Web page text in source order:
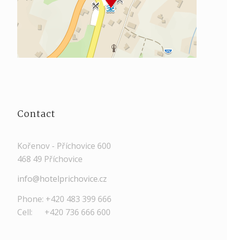
Contact
Kořenov - Příchovice 600
468 49 Příchovice
info@hotelprichovice.cz
Phone: +420 483 399 666
Cell: +420 736 666 600